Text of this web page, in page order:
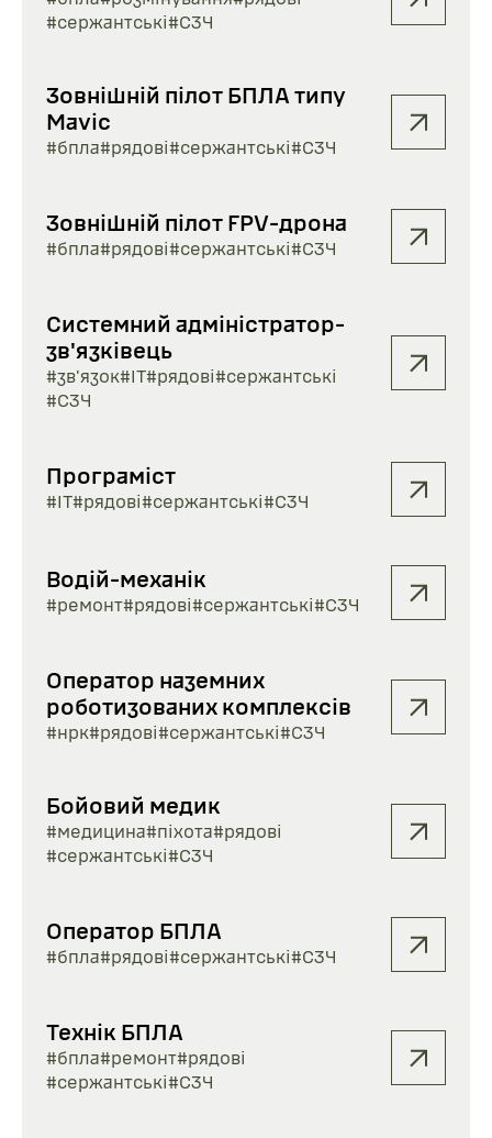
#сержантські#СЗЧ
Зовнішній пілот БПЛА типу
Mavic
#бпла#рядові#сержантські#СЗЧ
Зовнішній пілот FPV-дрона
#бпла#рядові#сержантські#СЗЧ
Системний адміністратор-
зв'язківець
#зв'язок#ІТ#рядові#сержантські
#СЗЧ
Програміст
#ІТ#рядові#сержантські#СЗЧ
Водій-механік
#ремонт#рядові#сержантські#СЗЧ
Оператор наземних
роботизованих комплексів
#нрк#рядові#сержантські#СЗЧ
Бойовий медик
#медицина#піхота#рядові
#сержантські#СЗЧ
Оператор БПЛА
#бпла#рядові#сержантські#СЗЧ
Технік БПЛА
#бпла#ремонт#рядові
#сержантські#СЗЧ